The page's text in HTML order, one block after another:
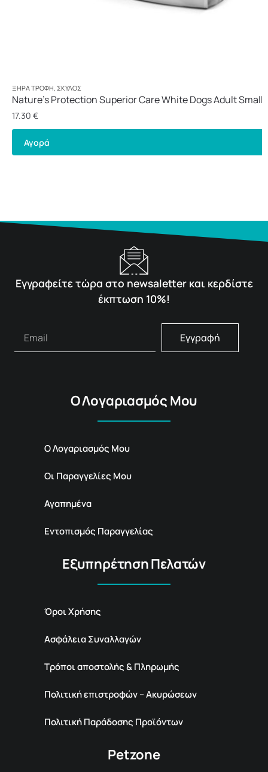
ΞΗΡΆ ΤΡΟΦΉ, ΣΚΎΛΟΣ
Nature’s Protection Superior Care White Dogs Adult Small
1,5kg
17.30 €
Αγορά
Εγγραφείτε τώρα στο newsaletter και κερδίστε
έκπτωση 10%!
Εγγραφή
Ο Λογαριασμός Μου
Ο Λογαριασμός Μου
Οι Παραγγελίες Μου
Αγαπημένα
Εντοπισμός Παραγγελίας
Εξυπηρέτηση Πελατών
Όροι Χρήσης
Ασφάλεια Συναλλαγών
Τρόποι αποστολής & Πληρωμής
Πολιτική επιστροφών – Ακυρώσεων
Πολιτική Παράδοσης Προϊόντων
Petzone